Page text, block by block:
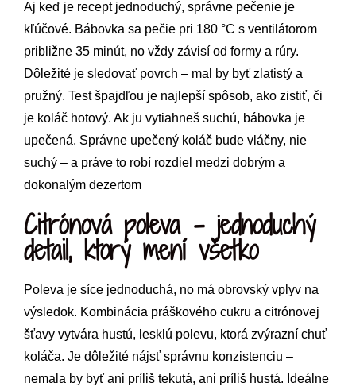
Aj keď je recept jednoduchý, správne pečenie je
kľúčové. Bábovka sa pečie pri 180 °C s ventilátorom
približne 35 minút, no vždy závisí od formy a rúry.
Dôležité je sledovať povrch – mal by byť zlatistý a
pružný. Test špajdľou je najlepší spôsob, ako zistiť, či
je koláč hotový. Ak ju vytiahneš suchú, bábovka je
upečená. Správne upečený koláč bude vláčny, nie
suchý – a práve to robí rozdiel medzi dobrým a
dokonalým dezertom
Citrónová poleva – jednoduchý
detail, ktorý mení všetko
Poleva je síce jednoduchá, no má obrovský vplyv na
výsledok. Kombinácia práškového cukru a citrónovej
šťavy vytvára hustú, lesklú polevu, ktorá zvýrazní chuť
koláča. Je dôležité nájsť správnu konzistenciu –
nemala by byť ani príliš tekutá, ani príliš hustá. Ideálne